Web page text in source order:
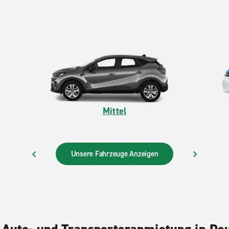
Mittel
Unsere Fahrzeuge Anzeigen